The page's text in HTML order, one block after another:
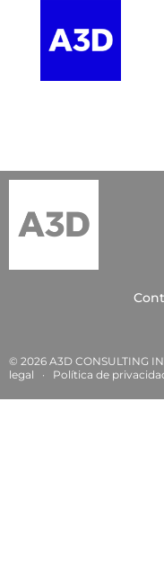
© 2026 A3D CONSULTING
legal · Política de privacida